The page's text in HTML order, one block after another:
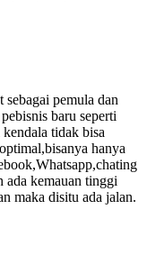
pemula dan
baru seperti
tidak bisa
hanya
ada kemauan tinggi
maka disitu ada jalan.